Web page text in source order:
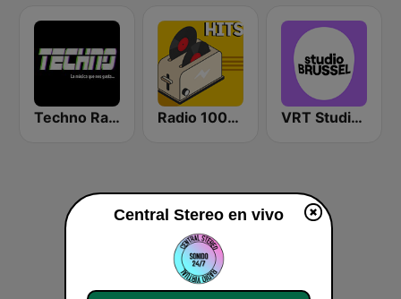
Techno Radio Radio 100% Hits VRT Studio Brussel
Central Stereo en vivo